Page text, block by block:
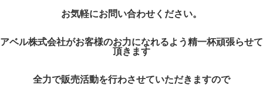
お気軽にお問い合わせください。
アベル株式会社がお客様のお力になれるよう精一杯頑張らせて
頂きます
全力で販売活動を行わさせていただきますので